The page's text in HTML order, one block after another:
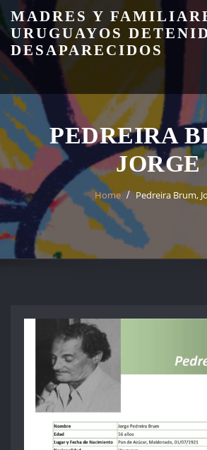
Skip
to
content
MADRES Y
URUGUAYOS
DESAPARECIDOS
PEDREIRA
JORGE
Home Pedreira Brum,